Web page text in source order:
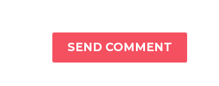
SEND COMMENT